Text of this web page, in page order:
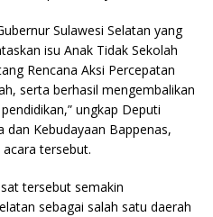
Sulawesi Selatan yang
isu Anak Tidak Sekolah
Rencana Aksi Percepatan
serta berhasil mengembalikan
ungkap Deputi
dan Kebudayaan Bappenas,
tersebut.
tersebut semakin
sebagai salah satu daerah